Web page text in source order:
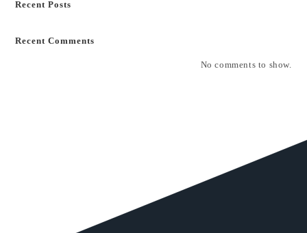
Recent Posts
Recent Comments
No comments to show.